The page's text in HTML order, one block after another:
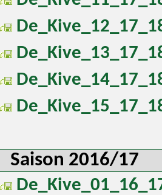
Saison 2016/17